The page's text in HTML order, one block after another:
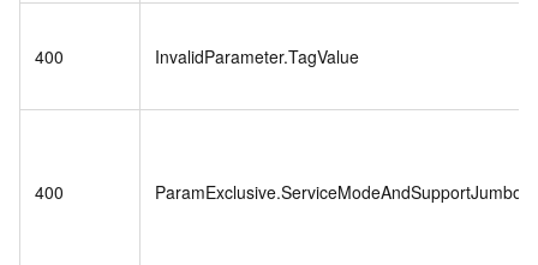
400 InvalidParameter.TagValue
400